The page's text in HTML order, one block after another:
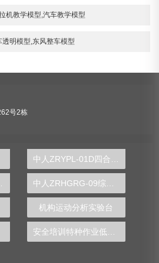
机教学模型,汽车教学模型
明模型,东风整车模型
号2栋
机构运动分析实验台